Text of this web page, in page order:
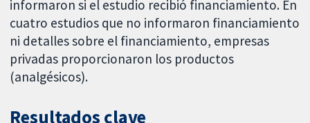
informaron si el estudio recibió financiamiento. En
cuatro estudios que no informaron financiamiento
ni detalles sobre el financiamiento, empresas
privadas proporcionaron los productos
(analgésicos).
Resultados clave